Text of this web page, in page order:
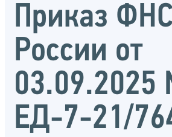
Приказ ФНС
России от
ЕД-7-21/